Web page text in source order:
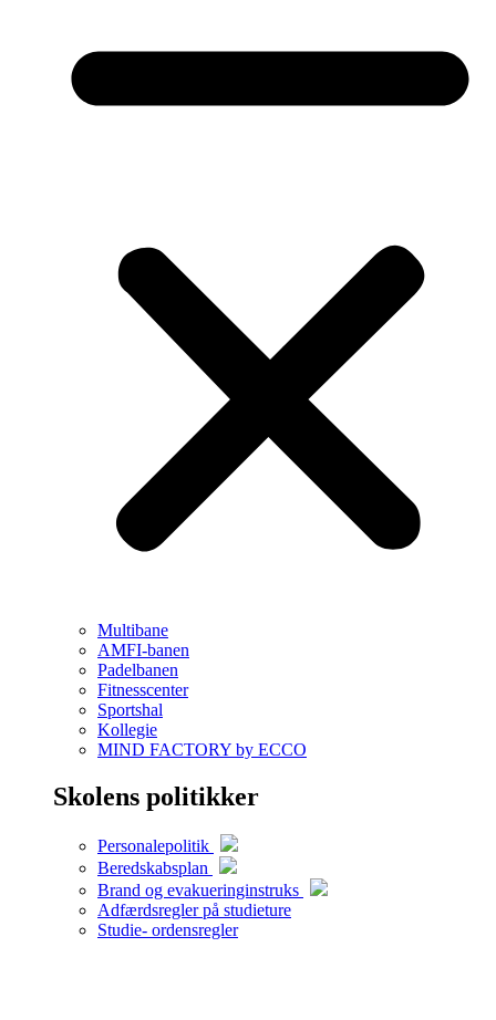
Multibane
AMFI-banen
Padelbanen
Fitnesscenter
Sportshal
Kollegie
MIND FACTORY by ECCO
Skolens politikker
Personalepolitik
Beredskabsplan
Brand og evakueringinstruks
Adfærdsregler på studieture
Studie- ordensregler